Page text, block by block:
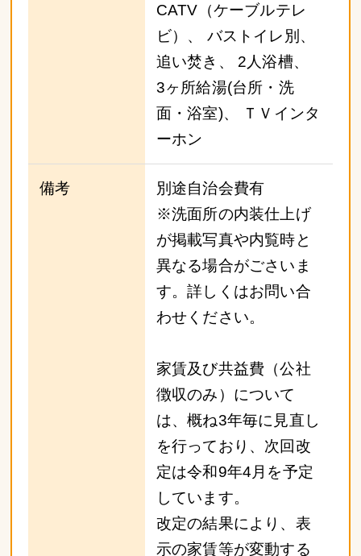
CATV（ケーブルテレ
ビ）、 バストイレ別、
追い焚き、 2人浴槽、
3ヶ所給湯(台所・洗
面・浴室)、 ＴＶインタ
ーホン
備考
別途自治会費有
※洗面所の内装仕上げ
が掲載写真や内覧時と
異なる場合がごさいま
す。詳しくはお問い合
わせください。
家賃及び共益費（公社
徴収のみ）について
は、概ね3年毎に見直し
を行っており、次回改
定は令和9年4月を予定
しています。
改定の結果により、表
示の家賃等が変動する